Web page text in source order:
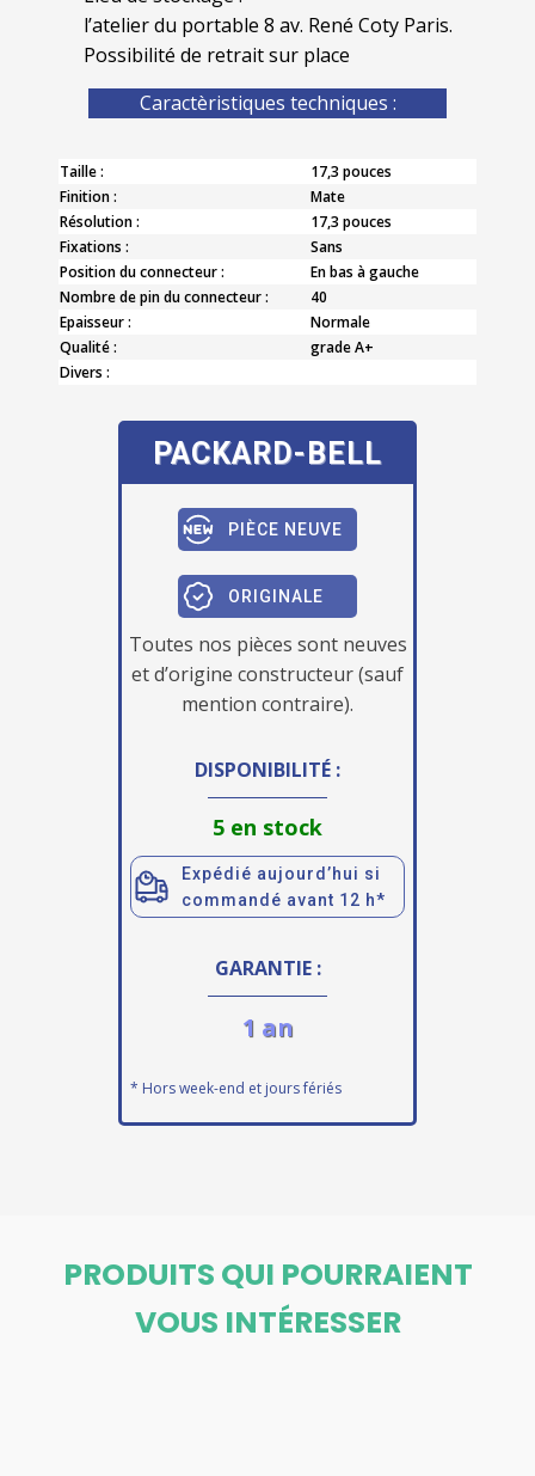
l’atelier du portable 8 av. René Coty Paris.
Possibilité de retrait sur place
Caractèristiques techniques :
Taille :
17,3 pouces
Finition :
Mate
Résolution :
17,3 pouces
Fixations :
Sans
Position du connecteur :
En bas à gauche
Nombre de pin du connecteur :
40
Epaisseur :
Normale
Qualité :
grade A+
Divers :
PACKARD-BELL
PIÈCE NEUVE
ORIGINALE
Toutes nos pièces sont neuves
et d’origine constructeur (sauf
mention contraire).
DISPONIBILITÉ :
5 en stock
Expédié aujourd’hui si
commandé avant 12 h*
GARANTIE :
1 an
* Hors week-end et jours fériés
PRODUITS QUI POURRAIENT
VOUS INTÉRESSER